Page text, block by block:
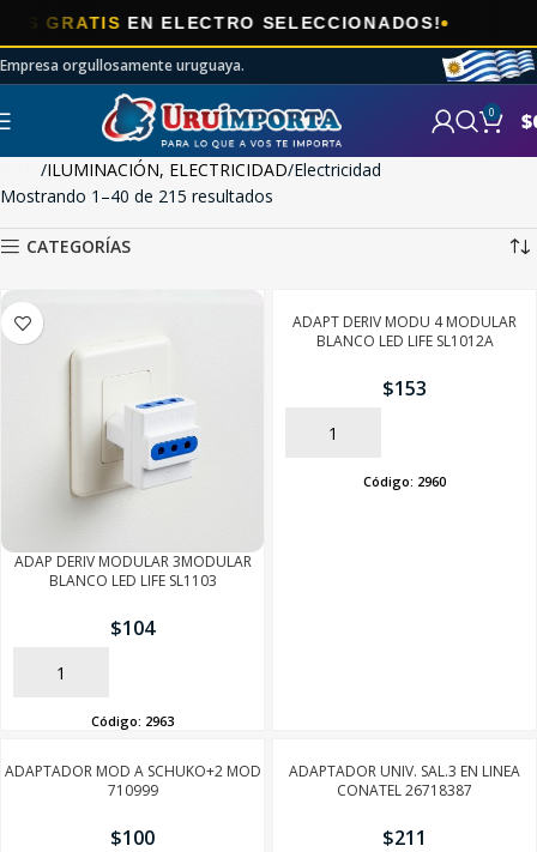
EN ELECTRO SELECCIONADOS!
Empresa orgullosamente uruguaya.
0 $
ILUMINACIÓN, ELECTRICIDAD Electricidad
Mostrando 1–40 de 215 resultados
CATEGORÍAS
ADAP DERIV MODULAR 3MODULAR
BLANCO LED LIFE SL1103
$104
AÑADIR
Código: 2963
ADAPT DERIV MODU 4 MODULAR
BLANCO LED LIFE SL1012A
$153
AÑADIR
Código: 2960
ADAPTADOR MOD A SCHUKO+2 MOD
710999
$100
ADAPTADOR UNIV. SAL.3 EN LINEA
CONATEL 26718387
$211